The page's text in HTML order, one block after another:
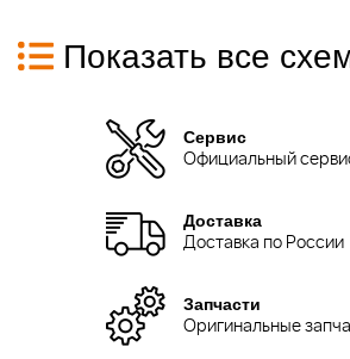
Показать все
Сервис
Официальный
Доставка
Доставка по России
Запчасти
Оригинальные